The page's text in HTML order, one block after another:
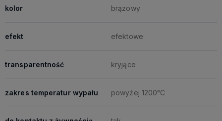
kolor brązowy
efekt efektowe
transparentność kryjące
zakres temperatur wypału powyżej 1200°C